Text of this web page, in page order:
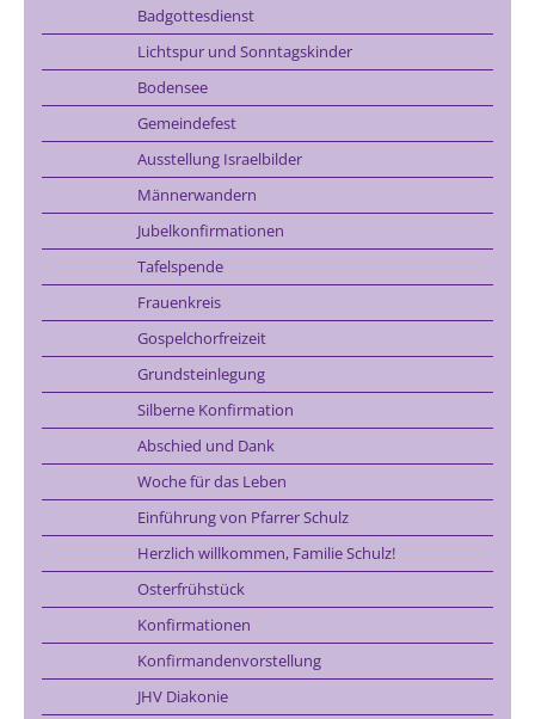
Badgottesdienst
Lichtspur und Sonntagskinder
Bodensee
Gemeindefest
Ausstellung Israelbilder
Männerwandern
Jubelkonfirmationen
Tafelspende
Frauenkreis
Gospelchorfreizeit
Grundsteinlegung
Silberne Konfirmation
Abschied und Dank
Woche für das Leben
Einführung von Pfarrer Schulz
Herzlich willkommen, Familie Schulz!
Osterfrühstück
Konfirmationen
Konfirmandenvorstellung
JHV Diakonie